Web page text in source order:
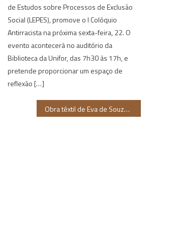
de Estudos sobre Processos de Exclusão
Social (LEPES), promove o I Colóquio
Antirracista na próxima sexta-feira, 22. O
evento acontecerá no auditório da
Biblioteca da Unifor, das 7h30 às 17h, e
pretende proporcionar um espaço de
reflexão […]
Obra têxtil de Eva de Souza é incorporada a acervo público na Suíça